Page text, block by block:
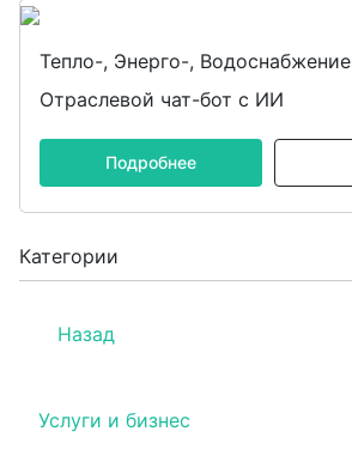
Категории
Назад
Услуги и бизнес
Тепло-, Энерго-, Водоснабжение
Отраслевой чат-бот с ИИ
Подробнее